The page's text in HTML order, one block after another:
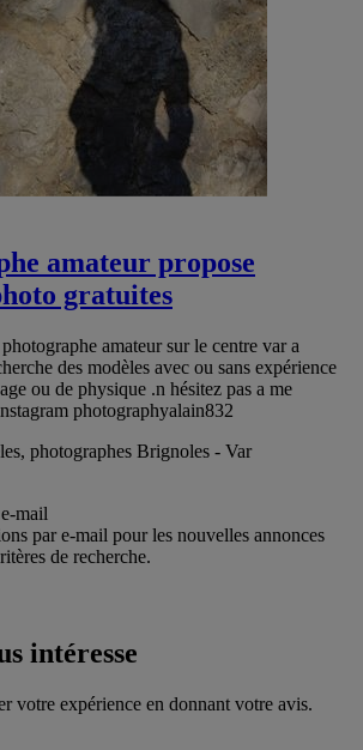
amateur propose
gratuites
amateur sur le centre var a
des modèles avec ou sans expérience
ou de physique .n hésitez pas a me
photographyalain832
photographes Brignoles - Var
mail
par e-mail pour les nouvelles annonces
de recherche.
intéresse
votre expérience en donnant votre avis.